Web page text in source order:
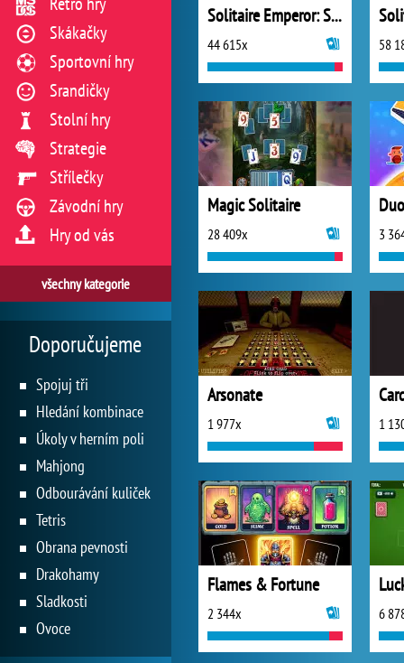
Solitaire Emperor: Secrets of Fate
44 615x 58
Magic Solitaire
28 409x 3
Arsonate
1 977x 1
Flames & Fortune
2 344x 6
Skákačky
Sportovní hry
Srandičky
Stolní hry
Strategie
Střílečky
Závodní hry
Hry od vás
všechny kategorie
Doporučujeme
Spojuj tři
Hledání kombinace
Úkoly v herním poli
Mahjong
Odbourávání kuliček
Tetris
Obrana pevnosti
Drakohamy
Sladkosti
Ovoce